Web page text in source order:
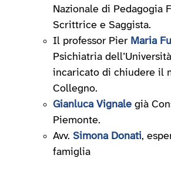
Nazionale di Pedagogia
Scrittrice e Saggista.
Il professor Pier Maria
Psichiatria
incaricato di chiudere il
Collegno.
Gianluca Vignale già
Piemonte.
Avv. Simona Donati,
famiglia